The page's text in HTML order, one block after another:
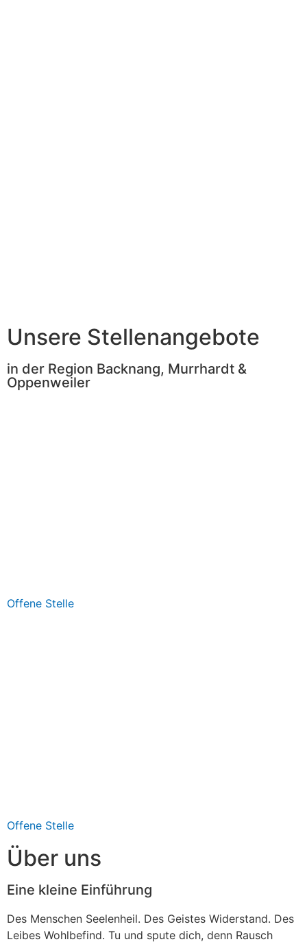
Unsere Stellenangebote
in der Region Backnang, Murrhardt &
Oppenweiler
Offene Stelle
Offene Stelle
Über uns
Eine kleine Einführung
Des Menschen Seelenheil. Des Geistes Widerstand. Des
Leibes Wohlbefind. Tu und spute dich, denn Rausch